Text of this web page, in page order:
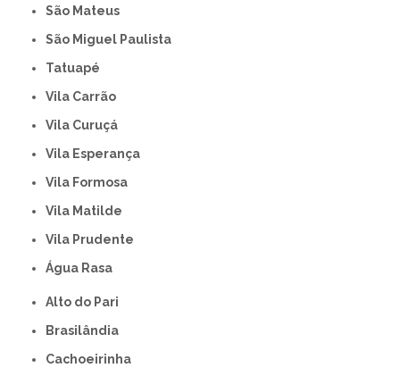
São Mateus
São Miguel Paulista
Tatuapé
Vila Carrão
Vila Curuçá
Vila Esperança
Vila Formosa
Vila Matilde
Vila Prudente
Água Rasa
Alto do Pari
Brasilândia
Cachoeirinha